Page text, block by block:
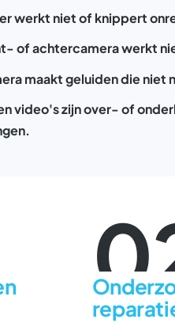
werkt niet of knippert
of achtercamera werkt
maakt geluiden die niet
video's zijn over- of